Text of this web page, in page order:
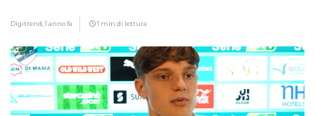
Digitrend,1 anno fa 1 min di lettura